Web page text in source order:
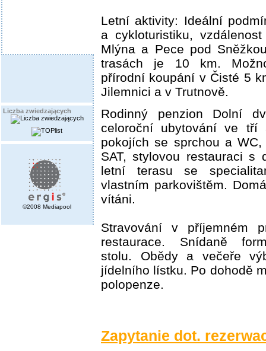
Liczba zwiedzających
©2008 Mediapool
Letní aktivity: Ideální
a cykloturistiku,
Mlýna a Pece pod
trasách je 10 km.
přírodní koupání v Čisté 5
Jilemnici a v Trutnově.
Rodinný penzion Dolní
celoroční ubytování ve tří
pokojích se sprchou a
SAT, stylovou restauraci s
letní terasu se
vlastním parkovištěm.
vítáni.
Stravování v příjemném
restaurace. Snídaně
stolu. Obědy a večeře
jídelního lístku. Po dohodě
polopenze.
Zapytanie dot.